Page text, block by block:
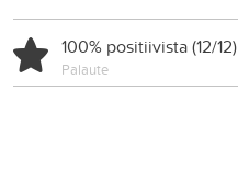
100% positiivista (12/12)
Palaute